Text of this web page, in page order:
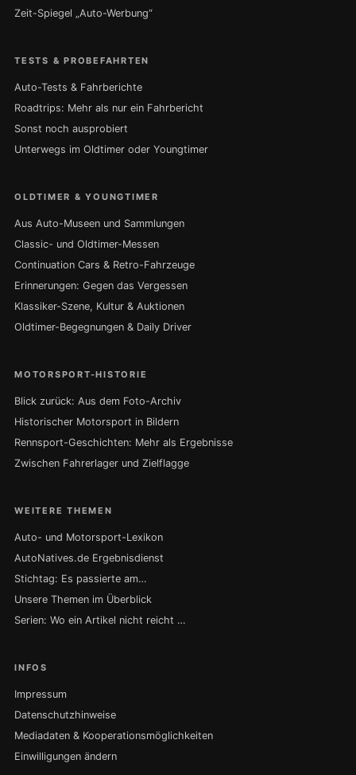
Zeit-Spiegel „Auto-Werbung“
TESTS & PROBEFAHRTEN
Auto-Tests & Fahrberichte
Roadtrips: Mehr als nur ein Fahrbericht
Sonst noch ausprobiert
Unterwegs im Oldtimer oder Youngtimer
OLDTIMER & YOUNGTIMER
Aus Auto-Museen und Sammlungen
Classic- und Oldtimer-Messen
Continuation Cars & Retro-Fahrzeuge
Erinnerungen: Gegen das Vergessen
Klassiker-Szene, Kultur & Auktionen
Oldtimer-Begegnungen & Daily Driver
MOTORSPORT-HISTORIE
Blick zurück: Aus dem Foto-Archiv
Historischer Motorsport in Bildern
Rennsport-Geschichten: Mehr als Ergebnisse
Zwischen Fahrerlager und Zielflagge
WEITERE THEMEN
Auto- und Motorsport-Lexikon
AutoNatives.de Ergebnisdienst
Stichtag: Es passierte am…
Unsere Themen im Überblick
Serien: Wo ein Artikel nicht reicht …
INFOS
Impressum
Datenschutzhinweise
Mediadaten & Kooperationsmöglichkeiten
Einwilligungen ändern